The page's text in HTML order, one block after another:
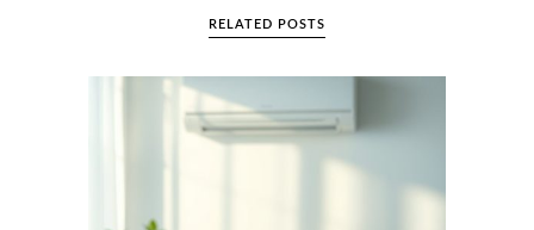
RELATED POSTS